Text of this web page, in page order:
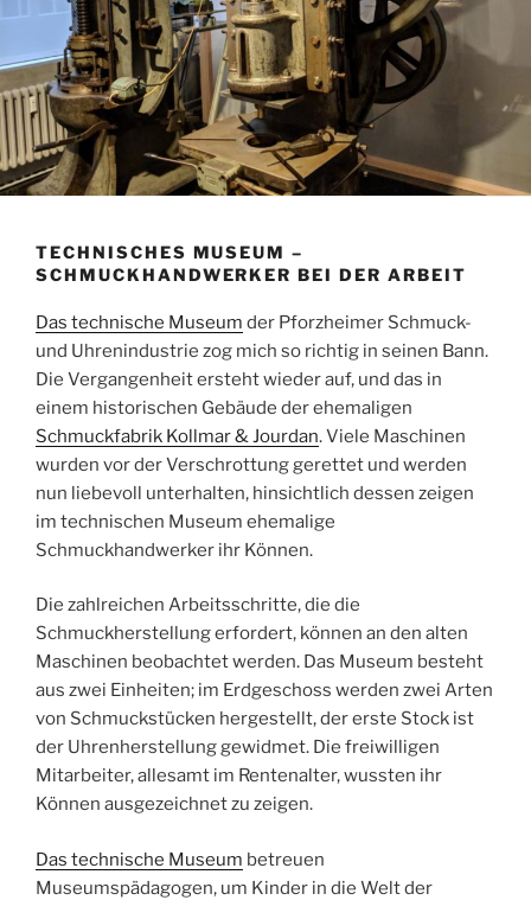
TECHNISCHES MUSEUM –
SCHMUCKHANDWERKER BEI DER ARBEIT
Das technische Museum der Pforzheimer Schmuck-
und Uhrenindustrie zog mich so richtig in seinen Bann.
Die Vergangenheit ersteht wieder auf, und das in
einem historischen Gebäude der ehemaligen
Schmuckfabrik Kollmar & Jourdan. Viele Maschinen
wurden vor der Verschrottung gerettet und werden
nun liebevoll unterhalten, hinsichtlich dessen zeigen
im technischen Museum ehemalige
Schmuckhandwerker ihr Können.
Die zahlreichen Arbeitsschritte, die die
Schmuckherstellung erfordert, können an den alten
Maschinen beobachtet werden. Das Museum besteht
aus zwei Einheiten; im Erdgeschoss werden zwei Arten
von Schmuckstücken hergestellt, der erste Stock ist
der Uhrenherstellung gewidmet. Die freiwilligen
Mitarbeiter, allesamt im Rentenalter, wussten ihr
Können ausgezeichnet zu zeigen.
Das technische Museum betreuen
Museumspädagogen, um Kinder in die Welt der